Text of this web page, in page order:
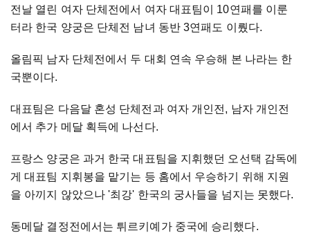
전날 열린 여자 단체전에서 여자 대표팀이 10연패를 이룬
터라 한국 양궁은 단체전 남녀 동반 3연패도 이뤘다.
올림픽 남자 단체전에서 두 대회 연속 우승해 본 나라는 한
국뿐이다.
대표팀은 다음달 혼성 단체전과 여자 개인전, 남자 개인전
에서 추가 메달 획득에 나선다.
프랑스 양궁은 과거 한국 대표팀을 지휘했던 오선택 감독에
게 대표팀 지휘봉을 맡기는 등 홈에서 우승하기 위해 지원
을 아끼지 않았으나 '최강' 한국의 궁사들을 넘지는 못했다.
동메달 결정전에서는 튀르키예가 중국에 승리했다.